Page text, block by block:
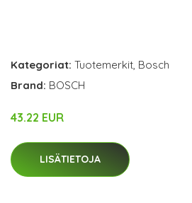
Kategoriat: Tuotemerkit, Bosch
Brand: BOSCH
43.22 EUR
LISÄTIETOJA